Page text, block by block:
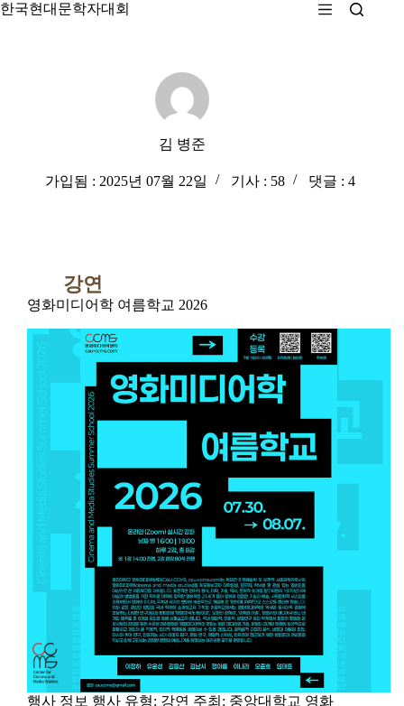
본
한국현대문학자대회
김 병준
가입됨 : 2025년 07월 22일 기사 : 58 댓글 : 4
강연
영화미디어학 여름학교 2026
행사 정보 행사 유형: 강연 주최: 중앙대학교 영화